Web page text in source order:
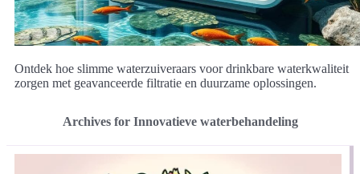
Ontdek hoe slimme waterzuiveraars voor drinkbare waterkwaliteit
zorgen met geavanceerde filtratie en duurzame oplossingen.
Archives for Innovatieve waterbehandeling